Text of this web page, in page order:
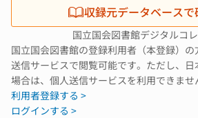
収録元データベースで
国立国会図書館デジタルコ
国立国会図書館の登録利用者（本登録）
送信サービスで閲覧可能です。ただし、
場合は、個人送信サービスを利用できませ
利用者登録する >
ログインする >